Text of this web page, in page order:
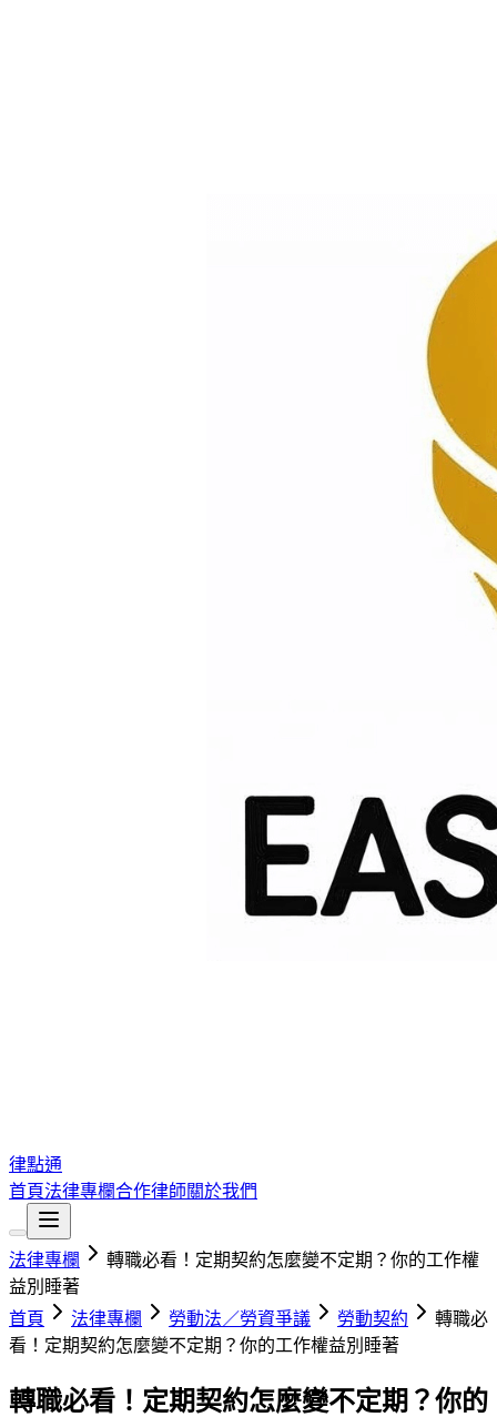
律點通
首頁法律專欄合作律師關於我們
法律專欄
轉職必看！定期契約怎麼變不定期？你的工作權
益別睡著
首頁
法律專欄 勞動法／勞資爭議 勞動契約
轉職必
看！定期契約怎麼變不定期？你的工作權益別睡著
轉職必看！定期契約怎麼變不定期？你的